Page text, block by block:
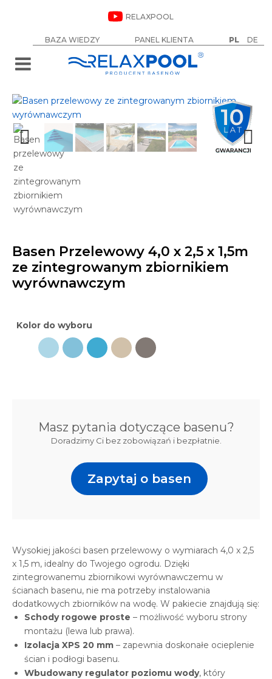
RELAXPOOL
BAZA WIEDZY PANEL KLIENTA PL DE
Basen Przelewowy 4,0 x 2,5 x 1,5m
ze zintegrowanym zbiornikiem
wyrównawczym
Od
42 999zł
Kolor do wyboru
Wysokiej jakości basen przelewowy o wymiarach 4,0 x 2,5
x 1,5 m, idealny do Twojego ogrodu. Dzięki
zintegrowanemu zbiornikowi wyrównawczemu w
ścianach basenu, nie ma potrzeby instalowania
dodatkowych zbiorników na wodę. W pakiecie znajdują się:
Schody rogowe proste – możliwość wyboru strony
montażu (lewa lub prawa).
Izolacja XPS 20 mm – zapewnia doskonałe ocieplenie
ścian i podłogi basenu.
Wbudowany regulator poziomu wody, który
Masz pytania dotyczące basenu?
Doradzimy Ci bez zobowiązań i bezpłatnie.
Zapytaj o basen